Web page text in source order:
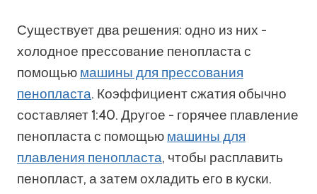
Существует два решения: одно из них -
холодное прессование пенопласта с
помощью машины для прессования
пенопласта. Коэффициент сжатия обычно
составляет 1:40. Другое - горячее плавление
пенопласта с помощью машины для
плавления пенопласта, чтобы расплавить
пенопласт, а затем охладить его в куски.